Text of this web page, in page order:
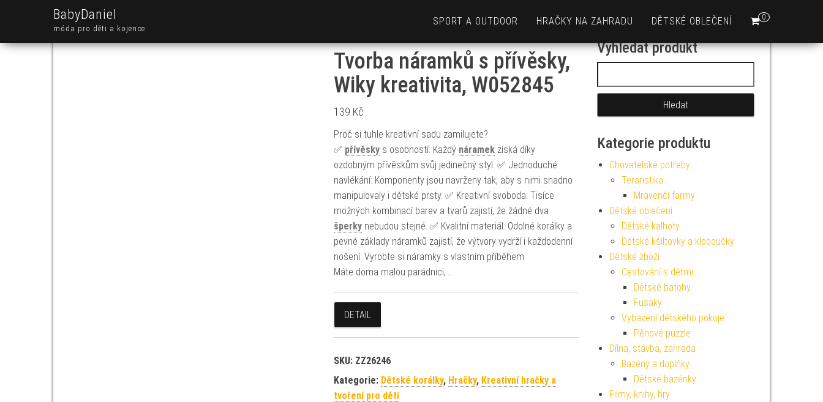
BabyDaniel
móda pro děti a kojence
0
SPORT A OUTDOOR HRAČKY NA ZAHRADU DĚTSKÉ OBLEČENÍ
Tvorba náramků s přívěsky,
Wiky kreativita, W052845
139 Kč
Proč si tuhle kreativní sadu zamilujete?
✅ přívěskys osobností: Každý náramekzíská díky
ozdobným přívěskům svůj jedinečný styl. ✅ Jednoduché
navlékání: Komponenty jsou navrženy tak, aby s nimi snadno
manipulovaly i dětské prsty. ✅ Kreativní svoboda: Tisíce
možných kombinací barev a tvarů zajistí, že žádné dva
šperkynebudou stejné. ✅ Kvalitní materiál: Odolné korálky a
pevné základy náramků zajistí, že výtvory vydrží i každodenní
nošení. Vyrobte si náramky s vlastním příběhem
Máte doma malou parádnici,…
DETAIL
SKU: ZZ26246
Kategorie: Dětské korálky, Hračky, Kreativní hračky a
tvoření pro děti
Vyhledat produkt
Kategorie produktu
Chovatelské potřeby
Teraristika
Mravenčí farmy
Dětské oblečení
Dětské kalhoty
Dětské kšiltovky a kloboučky
Dětské zboží
Cestování s dětmi
Dětské batohy
Fusaky
Vybavení dětského pokoje
Pěnové puzzle
Dílna, stavba, zahrada
Bazény a doplňky
Dětské bazénky
Filmy, knihy, hry